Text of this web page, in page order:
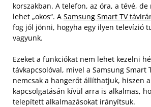
korszakban. A telefon, az óra, a tévé, de
lehet „okos“. A Samsung Smart TV
fog jól jönni, hogyha egy ilyen televízió
vagyunk.
Ezeket a funkciókat nem lehet kezelni
távkapcsolóval, mivel a Samsung Smart
nemcsak a hangerőt állíthatjuk, hiszen
kapcsolgatásán kívül arra is alkalmas,
telepített alkalmazásokat irányítsuk.